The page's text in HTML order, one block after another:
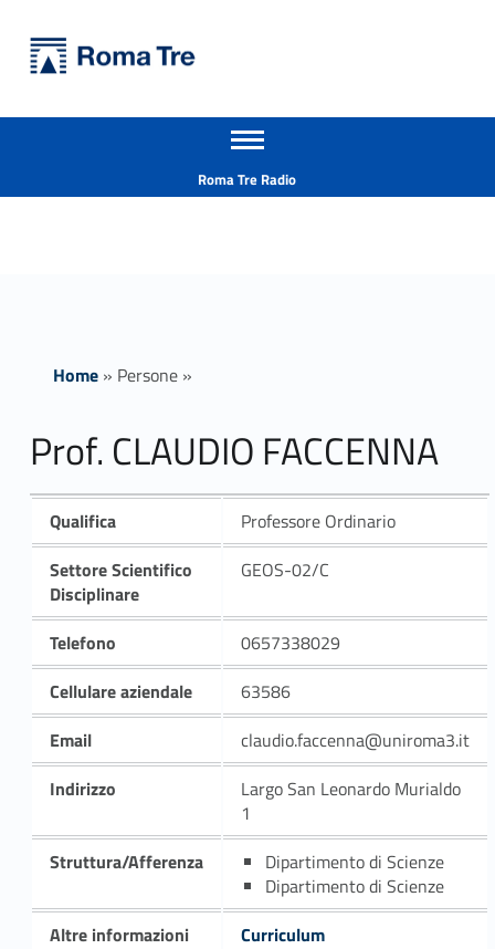
Prof. CLAUDIO FACCENNA ricerca - Università Roma Tre
Apri il menu secondario
Roma Tre Radio
Home» Persone»
Prof. CLAUDIO FACCENNA
Qualifica
Professore Ordinario
Settore Scientifico
Disciplinare
GEOS-02/C
Telefono
0657338029
Cellulare aziendale
63586
Email
claudio.faccenna@uniroma3.it
Indirizzo
Largo San Leonardo Murialdo
1
Struttura/Afferenza
Dipartimento di Scienze
Dipartimento di Scienze
Altre informazioni
Curriculum